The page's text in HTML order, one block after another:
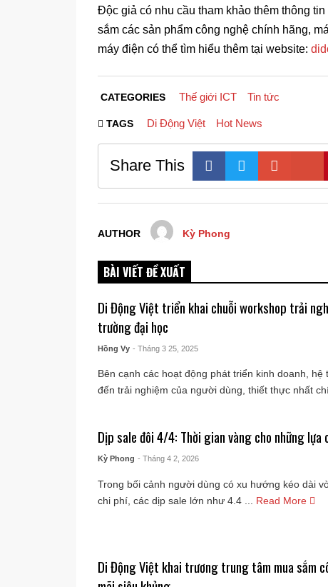
Độc giả có nhu cầu tham khảo thêm thông
sắm các sản phẩm công nghệ chính hãng,
máy điện có thể tìm hiểu thêm tại website:
CATEGORIES Thế giới ICT Tin tức
TAGS Di Động Việt Hot News
Share This
AUTHOR Kỳ Phong
BÀI VIẾT ĐỀ XUẤT
Di Động Việt triển khai chuỗi workshop trải
trường đại học
Hồng Vy - Tháng 3 25, 2025
Bên cạnh các hoạt động phát triển kinh doanh, hệ
đến trải nghiệm của người dùng, thiết thực nhất
Dịp sale đôi 4/4: Thời gian vàng cho những lựa
Kỳ Phong - Tháng 4 2, 2026
Trong bối cảnh người dùng có xu hướng kéo dài
chi phí, các dịp sale lớn như 4.4 ...
Read More
Di Động Việt khai trương trung tâm mua sắm